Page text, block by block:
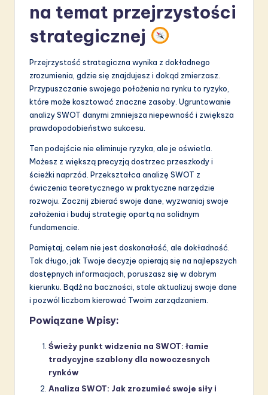
na temat przejrzystości
strategicznej
Przejrzystość strategiczna wynika z dokładnego
zrozumienia, gdzie się znajdujesz i dokąd zmierzasz.
Przypuszczanie swojego położenia na rynku to ryzyko,
które może kosztować znaczne zasoby. Ugruntowanie
analizy SWOT danymi zmniejsza niepewność i zwiększa
prawdopodobieństwo sukcesu.
Ten podejście nie eliminuje ryzyka, ale je oświetla.
Możesz z większą precyzją dostrzec przeszkody i
ścieżki naprzód. Przekształca analizę SWOT z
ćwiczenia teoretycznego w praktyczne narzędzie
rozwoju. Zacznij zbierać swoje dane, wyzwaniaj swoje
założenia i buduj strategię opartą na solidnym
fundamencie.
Pamiętaj, celem nie jest doskonałość, ale dokładność.
Tak długo, jak Twoje decyzje opierają się na najlepszych
dostępnych informacjach, poruszasz się w dobrym
kierunku. Bądź na baczności, stale aktualizuj swoje dane
i pozwól liczbom kierować Twoim zarządzaniem.
Powiązane Wpisy:
Świeży punkt widzenia na SWOT: łamie
tradycyjne szablony dla nowoczesnych
rynków
Analiza SWOT: Jak zrozumieć swoje siły i